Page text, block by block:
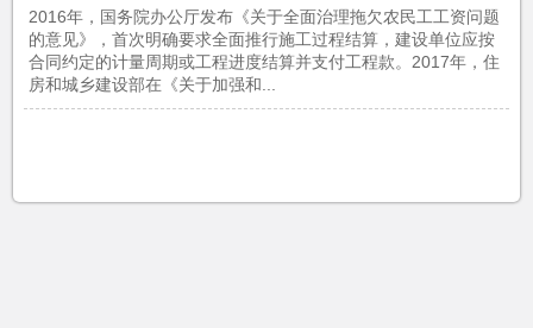
2016年，国务院办公厅发布《关于全面治理拖欠农民工工资问题
的意见》，首次明确要求全面推行施工过程结算，建设单位应按
合同约定的计量周期或工程进度结算并支付工程款。2017年，住
房和城乡建设部在《关于加强和...